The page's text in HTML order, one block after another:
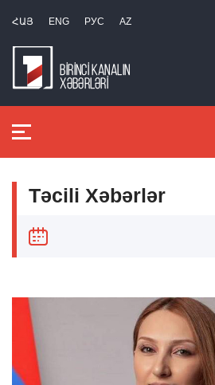
ՀԱՅ ENG РУС AZ
Təcili Xəbərlər